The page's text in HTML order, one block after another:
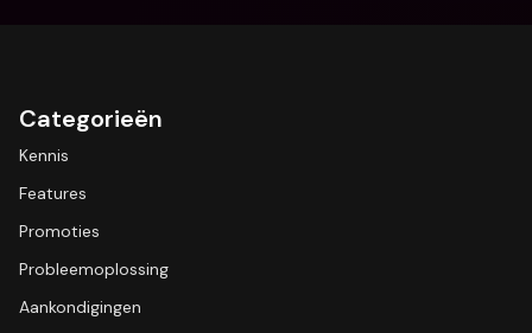
Categorieën
Kennis
Features
Promoties
Probleemoplossing
Aankondigingen